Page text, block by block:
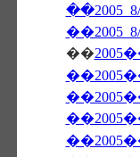
��